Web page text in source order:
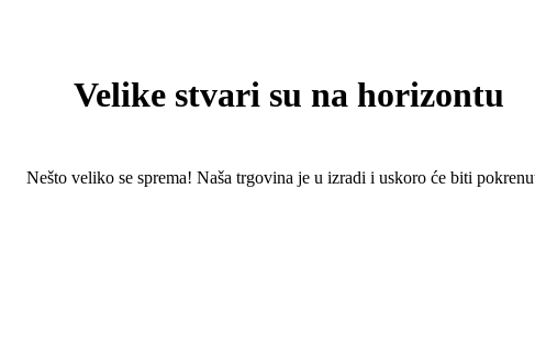
Velike stvari su na horizontu
Nešto veliko se sprema! Naša trgovina je u izradi i uskoro će biti